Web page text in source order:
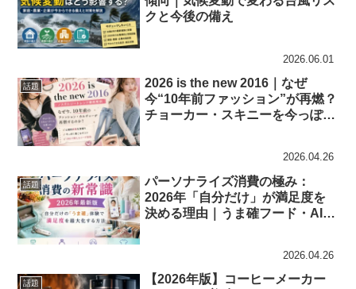
クと今後の備え
2026.06.01
話題
2026 is the new 2016｜なぜ
今“10年前ファッション”が再燃？
チョーカー・スキニーを今っぽく
2026.04.26
話題
パーソナライズ消費の極み：
2026年「自分だけ」が満足度を
決める理由｜うま確フード・AIカ
2026.04.26
話題
【2026年版】コーヒーメーカー